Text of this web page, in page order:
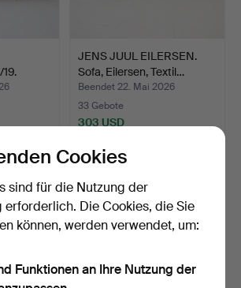
JENS JUUL EILERSEN.
Sofa, Eilersen, Textil…
Beendet 22. Mai 2026
33 Gebote
303 USD
Cookies
sind für die Nutzung der
erforderlich. Die Cookies, die Sie
können, werden verwendet, um:
Funktionen an Ihre Nutzung der